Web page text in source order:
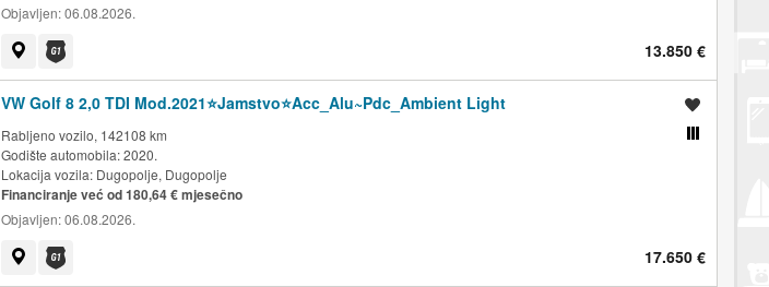
Objavljen:06.08.2026.
13.850 €
VW Golf 8 2,0 TDI Mod.2021⭐️Jamstvo⭐️Acc_Alu~Pdc_Ambient Light
Rabljeno vozilo, 142108 km
Godište automobila: 2020.
Lokacija vozila: Dugopolje, Dugopolje
Financiranje već od 180,64 € mjesečno
Objavljen:06.08.2026.
17.650 €